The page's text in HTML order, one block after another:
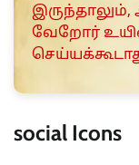
வேறோர்
social Icons